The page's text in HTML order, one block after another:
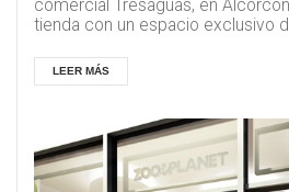
comercial Tresaguas, en
tienda con un espacio exclusivo
LEER MÁS